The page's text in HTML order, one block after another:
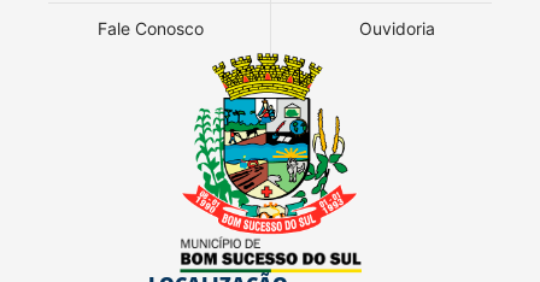
Fale Conosco Ouvidoria